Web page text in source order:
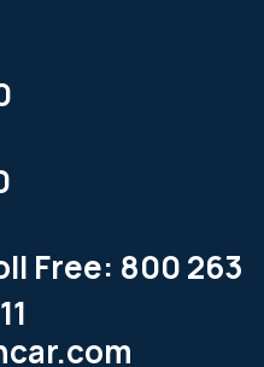
Free: 800 263